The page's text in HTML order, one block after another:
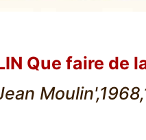
Que faire de